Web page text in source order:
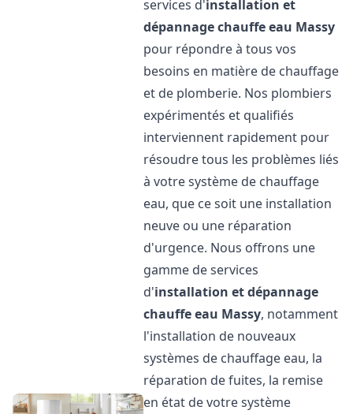
services d'installation et
dépannage chauffe eau Massy
pour répondre à tous vos
besoins en matière de chauffage
et de plomberie. Nos plombiers
expérimentés et qualifiés
interviennent rapidement pour
résoudre tous les problèmes liés
à votre système de chauffage
eau, que ce soit une installation
neuve ou une réparation
d'urgence. Nous offrons une
gamme de services
d'installation et dépannage
chauffe eau Massy, notamment
l'installation de nouveaux
systèmes de chauffage eau, la
réparation de fuites, la remise
en état de votre système